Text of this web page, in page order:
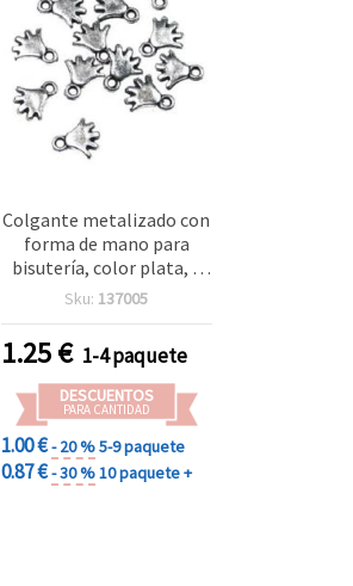
Colgante metalizado con
forma de mano para
bisutería, color plata, 8
mm - 50 g
Sku: 137005
1.25€ 1-4 paquete
DESCUENTOS
PARA CANTIDAD
1.00 €- 20 %5-9 paquete
0.87 €- 30 %10 paquete +